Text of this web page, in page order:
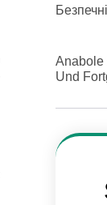
Anabole
Und